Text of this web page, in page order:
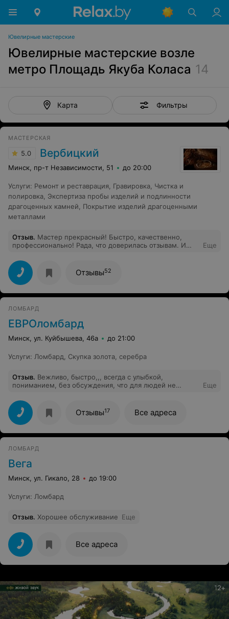
Ювелирные мастерские
Ювелирные мастерские возле
метро Площадь Якуба Коласа 14
Карта Фильтры
МАСТЕРСКАЯ
5.0 Вербицкий
Минск, пр-т Независимости, 51 до 20:00
Услуги: Ремонт и реставрация Гравировка Чистка и
полировка Экспертиза пробы изделий и подлинности
драгоценных камней
Покрытие изделий драгоценными
металлами
Отзыв. Мастер прекрасный! Быстро, качественно,
профессионально! Рада, что доверилась отзывам. И
Видно, что человек любит и знает свое дело. И да,
Алексей очень обоятельный молодой человек!
Еще
Отзывы52
ЛОМБАРД
ЕВРОломбард
Минск, ул. Куйбышева, 46а до 21:00
Услуги: Ломбард Скупка золота, серебра
Отзыв. Вежливо, быстро,,, всегда с улыбкой,
пониманием, без обсуждения, что для людей не
Еще
Отзывы17 Все адреса
ЛОМБАРД
Вега
Минск, ул. Гикало, 28 до 19:00
Услуги: Ломбард
Отзыв. Хорошее обслуживание Еще
Все адреса